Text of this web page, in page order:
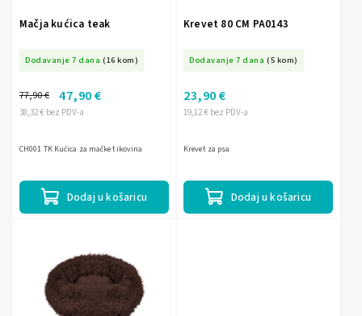
Mačja kućica teak
Dodavanje 7 dana (16 kom)
38,32 € bez PDV-a
77,90 € 47,90 €
Dodaj u košaricu
CH001 TK Kućica za mačke tikovina
Krevet 80 CM PA0143
Dodavanje 7 dana (5 kom)
19,12 € bez PDV-a
23,90 €
Dodaj u košaricu
Krevet za psa